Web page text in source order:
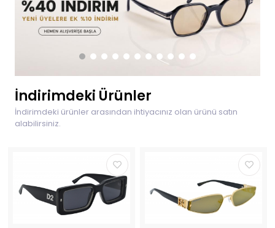
İndirimdeki Ürünler
İndirimdeki ürünler arasından ihtiyacınız olan ürünü satın
alabilirsiniz.